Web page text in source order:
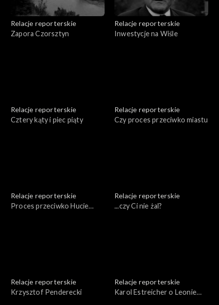
Relacje reporterskie
Zapora Czorsztyn
Relacje reporterskie
Inwestycje na Wiśle
Relacje reporterskie
Cztery kąty i piec piąty
Relacje reporterskie
Czy proces przeciwko miastu
Relacje reporterskie
Proces przeciwko Hucie
Relacje reporterskie
...czy Ci nie żal?
Relacje reporterskie
Krzysztof Penderecki
Relacje reporterskie
Karol Estreicher o Leonie